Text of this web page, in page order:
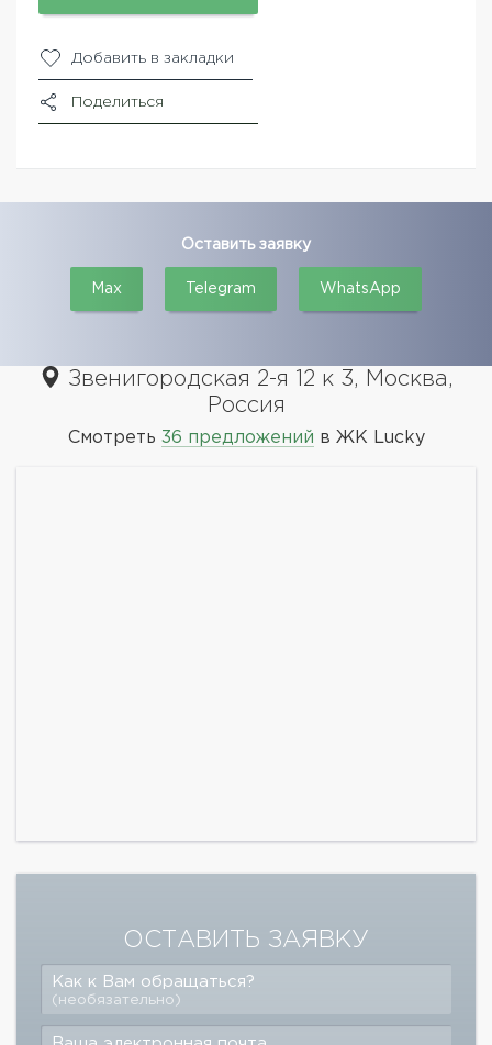
Добавить в закладки
Поделиться
Оставить заявку
Max Telegram WhatsApp
Звенигородская 2-я 12 к 3, Москва,
Россия
Смотреть 36 предложений в ЖК Lucky
ОСТАВИТЬ ЗАЯВКУ
Как к Вам обращаться?
(необязательно)